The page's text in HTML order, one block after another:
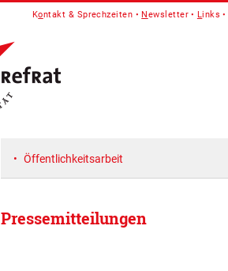
Kontakt & Sprechzeiten Newsletter Links
Öffentlichkeitsarbeit
Pressemitteilungen